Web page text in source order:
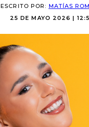
ESCRITO POR: MATÍAS
25 DE MAYO 2026 |